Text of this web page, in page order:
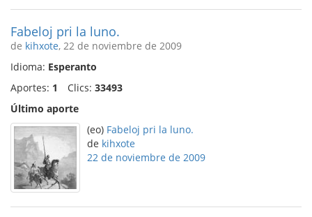
Fabeloj pri la luno.
de kihxote, 22 de noviembre de 2009
Idioma: Esperanto
Aportes: 1 Clics: 33493
Último aporte
(eo) Fabeloj pri la luno.
de kihxote
22 de noviembre de 2009